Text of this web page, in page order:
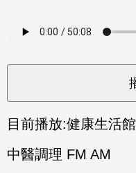
目前播放:健康生活館
中醫調理 FM AM